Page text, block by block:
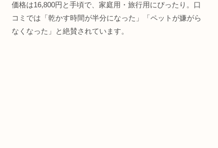
価格は16,800円と手頃で、家庭用・旅行用にぴったり。口
コミでは「乾かす時間が半分になった」「ペットが嫌がら
なくなった」と絶賛されています。